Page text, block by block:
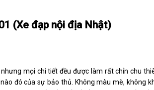
(Xe đạp nội địa Nhật)
mọi chi tiết đều được làm rất chỉn chu
đó của sự bảo thủ. Không màu mè, không